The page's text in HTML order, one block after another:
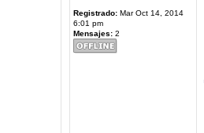
Registrado:Mar Oct 14, 2014
6:01 pm
Mensajes:2